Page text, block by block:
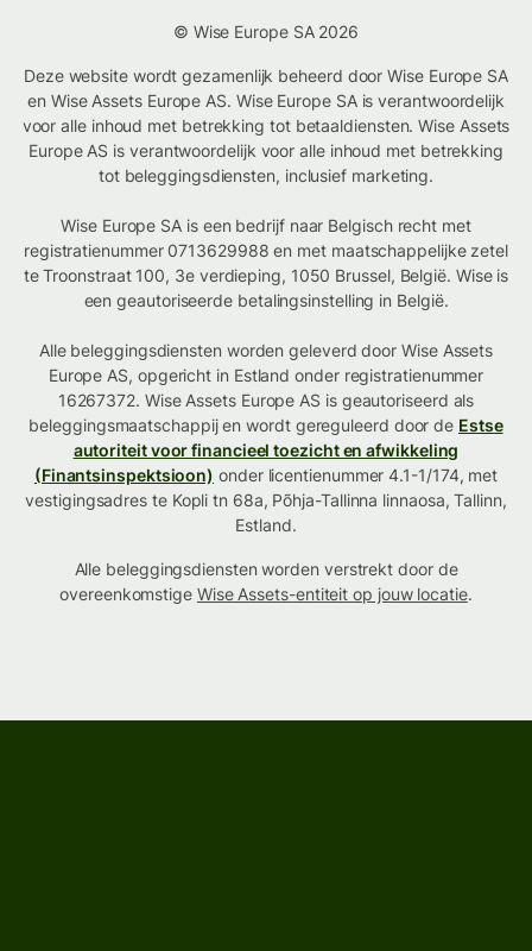
© Wise Europe SA 2026
Deze website wordt gezamenlijk beheerd door Wise Europe SA
en Wise Assets Europe AS. Wise Europe SA is verantwoordelijk
voor alle inhoud met betrekking tot betaaldiensten. Wise Assets
Europe AS is verantwoordelijk voor alle inhoud met betrekking
tot beleggingsdiensten, inclusief marketing.
Wise Europe SA is een bedrijf naar Belgisch recht met
registratienummer 0713629988 en met maatschappelijke zetel
te Troonstraat 100, 3e verdieping, 1050 Brussel, België. Wise is
een geautoriseerde betalingsinstelling in België.
Alle beleggingsdiensten worden geleverd door Wise Assets
Europe AS, opgericht in Estland onder registratienummer
16267372. Wise Assets Europe AS is geautoriseerd als
beleggingsmaatschappij en wordt gereguleerd door de Estse
autoriteit voor financieel toezicht en afwikkeling
(Finantsinspektsioon) onder licentienummer 4.1-1/174, met
vestigingsadres te Kopli tn 68a, Põhja-Tallinna linnaosa, Tallinn,
Estland.
Alle beleggingsdiensten worden verstrekt door de
overeenkomstige Wise Assets-entiteit op jouw locatie.